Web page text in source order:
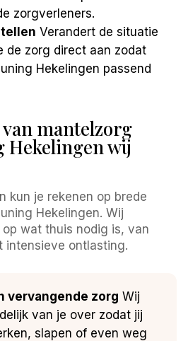
zorgverleners.
Verandert de situatie
de zorg direct aan zodat
Hekelingen passend
mantelzorg
Hekelingen wij
kun je rekenen op brede
Hekelingen. Wij
wat thuis nodig is, van
intensieve ontlasting.
vervangende zorg Wij
van je over zodat jij
slapen of even weg